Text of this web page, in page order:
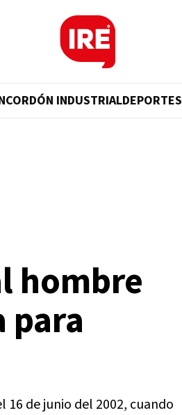
CORDÓN INDUSTRIALDEPORTES
hombre
para
de junio del 2002, cuando